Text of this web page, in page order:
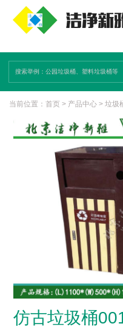
当前位置： 首页> 产品中心> 垃圾
仿古垃圾桶